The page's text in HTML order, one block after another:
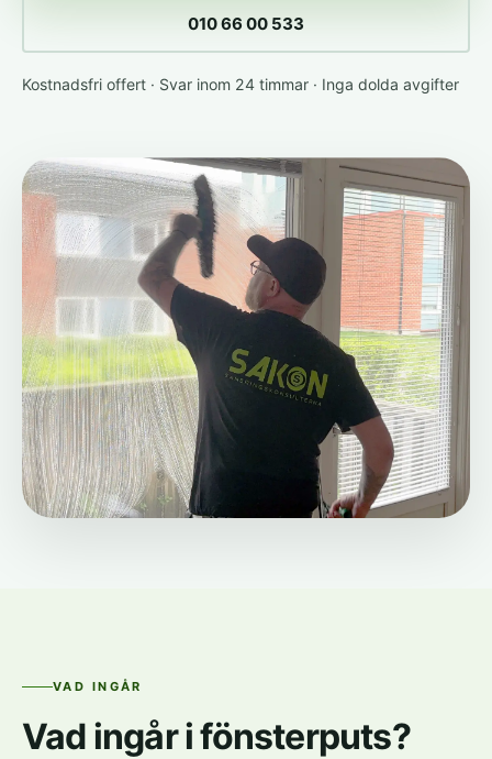
010 66 00 533
Kostnadsfri offert · Svar inom 24 timmar · Inga dolda avgifter
VAD INGÅR
Vad ingår i fönsterputs?